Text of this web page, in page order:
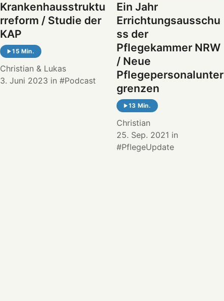
Krankenhausstruktu
rreform / Studie der
KAP
15 Min.
Christian & Lukas
3. Juni 2023 in Podcast
Ein Jahr
Errichtungsausschu
ss der
Pflegekammer NRW
/ Neue
Pflegepersonalunter
grenzen
13 Min.
Christian
25. Sep. 2021 in
PflegeUpdate